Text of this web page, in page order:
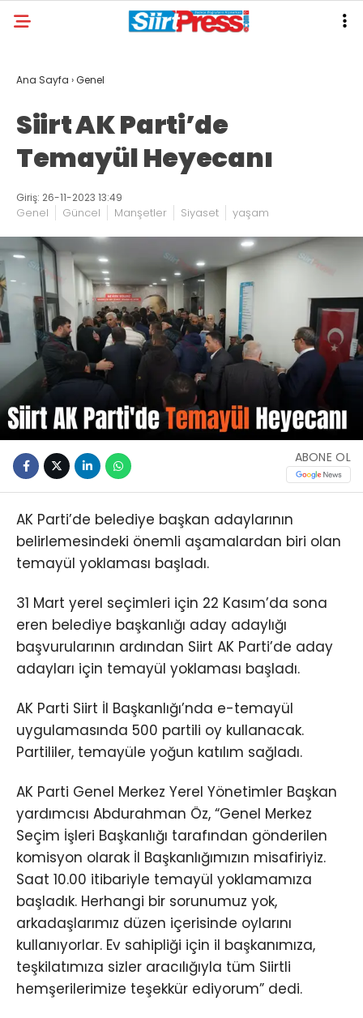
Ana Sayfa ›Genel
Siirt AK Parti’de
Temayül Heyecanı
Giriş: 26-11-2023 13:49
Genel Güncel Manşetler Siyaset yaşam
ABONE OL
AK Parti’de belediye başkan adaylarının
belirlemesindeki önemli aşamalardan biri olan
temayül yoklaması başladı.
31 Mart yerel seçimleri için 22 Kasım’da sona
eren belediye başkanlığı aday adaylığı
başvurularının ardından Siirt AK Parti’de aday
adayları için temayül yoklaması başladı.
AK Parti Siirt İl Başkanlığı’nda e-temayül
uygulamasında 500 partili oy kullanacak.
Partililer, temayüle yoğun katılım sağladı.
AK Parti Genel Merkez Yerel Yönetimler Başkan
yardımcısı Abdurahman Öz, “Genel Merkez
Seçim İşleri Başkanlığı tarafından gönderilen
komisyon olarak İl Başkanlığımızın misafiriyiz.
Saat 10.00 itibariyle temayül yoklamamıza
başladık. Herhangi bir sorunumuz yok,
arkadaşlarımız düzen içerisinde oylarını
kullanıyorlar. Ev sahipliği için il başkanımıza,
teşkilatımıza sizler aracılığıyla tüm Siirtli
hemşerilerimize teşekkür ediyorum” dedi.